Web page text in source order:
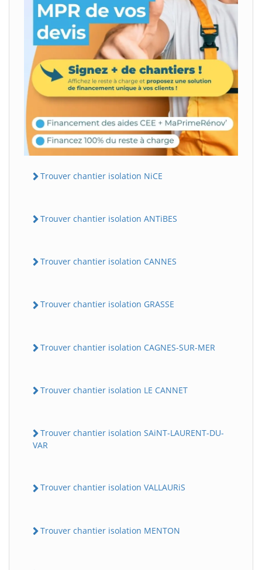
Trouver chantier isolation NiCE
Trouver chantier isolation ANTiBES
Trouver chantier isolation CANNES
Trouver chantier isolation GRASSE
Trouver chantier isolation CAGNES-SUR-MER
Trouver chantier isolation LE CANNET
Trouver chantier isolation SAiNT-LAURENT-DU-
VAR
Trouver chantier isolation VALLAURiS
Trouver chantier isolation MENTON